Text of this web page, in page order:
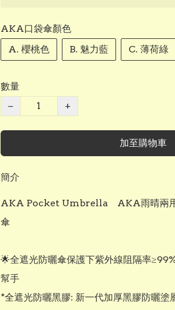
AKA口袋傘顏色
A. 櫻桃色
B. 魅力藍 C. 薄荷綠
數量
−
+
加至購物車
簡介
AKA Pocket Umbrella    AKA雨晴兩
傘
🌟全遮光防曬傘保護下紫外線阻隔率
幫手
*全遮光防曬黑膠: 新一代加厚黑膠防曬塗